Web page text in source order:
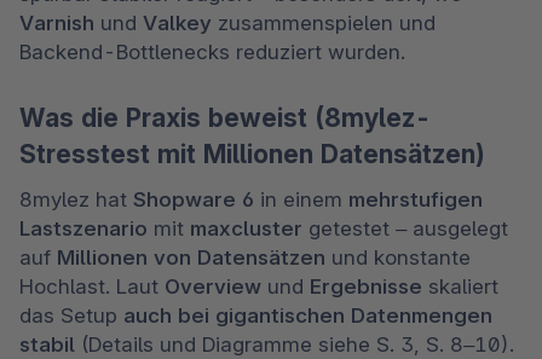
Varnish und Valkey zusammenspielen und
Backend-Bottlenecks reduziert wurden.
Was die Praxis beweist (8mylez-
Stresstest mit Millionen Datensätzen)
8mylez hat Shopware 6 in einem mehrstufigen
Lastszenario mit maxcluster getestet – ausgelegt
auf Millionen von Datensätzen und konstante
Hochlast. Laut Overview und Ergebnisse skaliert
das Setup auch bei gigantischen Datenmengen
stabil (Details und Diagramme siehe S. 3, S. 8–10).